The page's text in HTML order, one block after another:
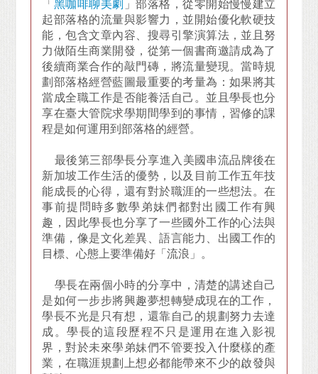
「 黑咖啡聊美劇 」部落格，從零開始慢慢建立
起部落格的流量與影響力，並開始優化軟硬技
能，包含文章內容、搜尋引擎演算法，並且努
力做陌生商業開發，從第一個書商邀請成為了
後續商業合作的敲門磚，將流量變現。當時規
劃部落格經營藍圖最重要的考量為：如果將其
當成全職工作是否能養活自己。並且學長也分
享在臺大管院求學期間學到的事情，習修的課
程是如何運用到部落格的經營。
最後第三部學長分享進入美國串流品牌後在
新加坡工作生活的優勢，以及目前工作五年技
能成長的心得，還有對於職涯的一些想法。在
事前提問時多數學弟妹們都對出國工作有興
趣，因此學長也分享了一些國外工作的心法與
準備，像是文化差異、語言能力、出國工作的
目標、心態上要準備好「流浪」。
學長在兩個小時的分享中，清楚的講述自己
是如何一步步將興趣夢想轉變成現在的工作，
學長不光是只有想，還靠自己的規劃努力去達
成。學長的這段歷程不只是運用在進入影視
界，對於未來學弟妹們不管要投入什麼樣的產
業，在職涯規劃上想必都能帶來不少的啟發與